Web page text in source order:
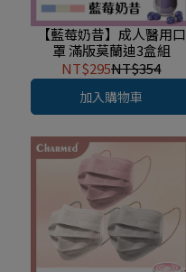
【藍莓奶昔】成人醫用口
罩 滿版莫蘭迪3盒組
NT$295NT$354
加入購物車